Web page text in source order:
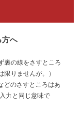
へ
裏の線をさすところ
りませんが。）
どのさすところはあ
力と同じ意味で